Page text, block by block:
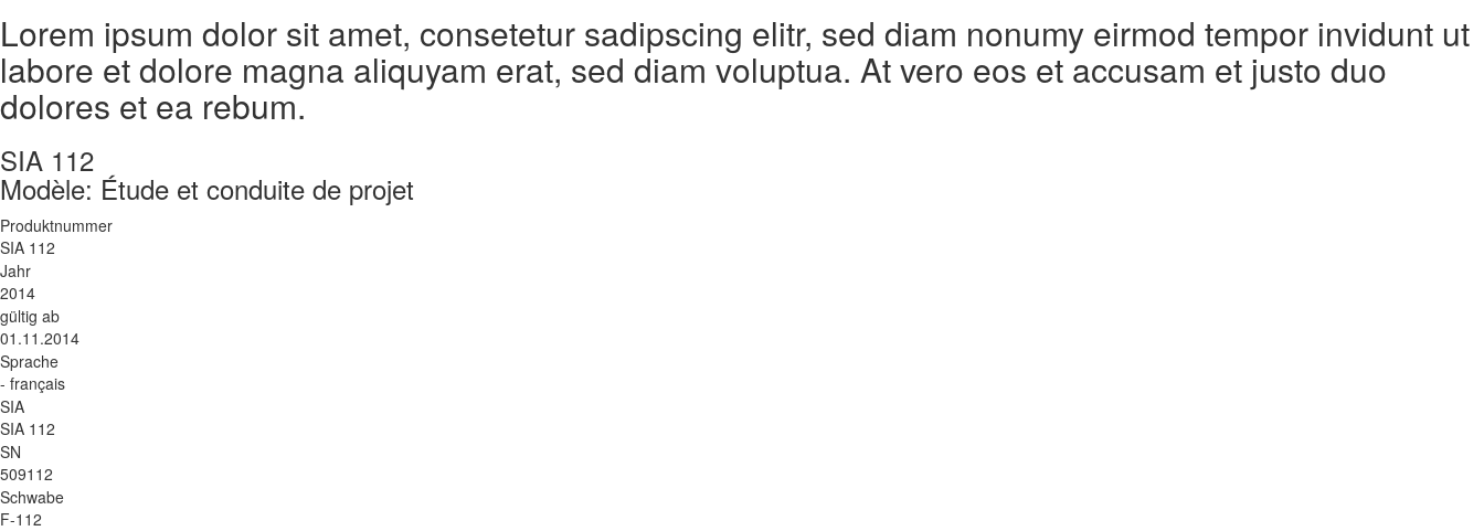
Lorem ipsum dolor sit amet, consetetur sadipscing elitr, sed diam nonumy eirmod tempor invidunt ut
labore et dolore magna aliquyam erat, sed diam voluptua. At vero eos et accusam et justo duo
dolores et ea rebum.
SIA 112
Modèle: Étude et conduite de projet
Produktnummer
SIA 112
Jahr
2014
gültig ab
01.11.2014
Sprache
- français
SIA
SIA 112
SN
509112
Schwabe
F-112